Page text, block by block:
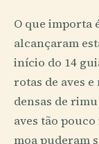
O que importa
alcançaram
início do 14
rotas de aves
densas de
aves tão
moa puderam